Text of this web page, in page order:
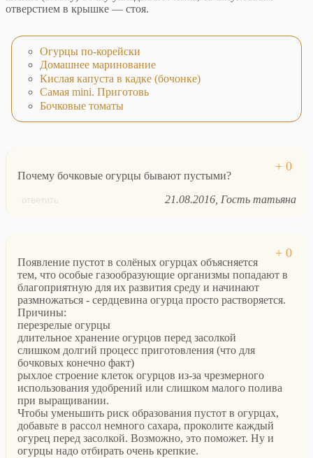
отверстием в крышке — стоя.
Огурцы по-корейски
Домашнее маринование
Кислая капуста в кадке (бочонке)
Самая mini. Приготовь
Бочковые томаты
Почему бочковые огурцы бывают пустыми?
ответить 21.08.2016 Гость татьяна
Появление пустот в солёных огурцах объясняется
тем, что особые газообразующие организмы попадают в
благоприятную для их развития среду и начинают
размножаться - сердцевина огурца просто растворяется.
Причины:
перезрелые огурцы
длительное хранение огурцов перед засолкой
слишком долгий процесс приготовления (что для
бочковых конечно факт)
рыхлое строение клеток огурцов из-за чрезмерного
использования удобрений или слишком малого полива
при выращивании.
Чтобы уменьшить риск образования пустот в огурцах,
добавьте в рассол немного сахара, проколите каждый
огурец перед засолкой. Возможно, это поможет. Ну и
огурцы надо отбирать очень крепкие.